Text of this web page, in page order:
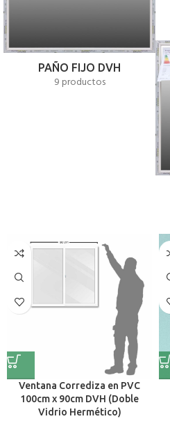
PAÑO FIJO DVH
9 productos
Ventana Corrediza en PVC
100cm x 90cm DVH (Doble
Vidrio Hermético)